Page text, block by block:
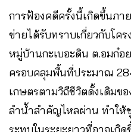
การฟ้องคดีครั้งนี้เกิดขึ้นภา
ข่ายได้รับทราบเกี่ยวกับโค
หมู่บ้านกะเบอะดิน ต.อมก๋อ
ครอบคลุมพื้นที่ประมาณ
เกษตรตามวิถีชีวิตดั้งเดิม
ลำน้ำสำคัญไหลผ่าน ทำให้